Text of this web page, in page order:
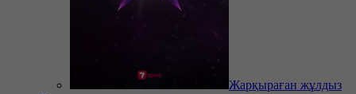
Жарқыраған жұлдыз